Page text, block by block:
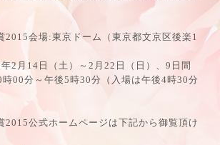
2015会場:東京ドーム（東京都文京区後楽1
2月14日（土）～2月22日（日）、9日間
00分～午後5時30分（入場は午後4時30分
2015公式ホームページは下記から御覧頂け